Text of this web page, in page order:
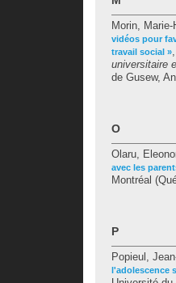
Morin, Marie-
vidéos pour
travail social »
universitaire
de Gusew,
O
Olaru,
avec les
Montréal
P
Popieul,
l'adolescence